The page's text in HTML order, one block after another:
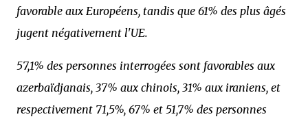
favorable aux Européens, tandis que 61% des plus âgés
jugent négativement l'UE.
57,1% des personnes interrogées sont favorables aux
azerbaïdjanais, 37% aux chinois, 31% aux iraniens, et
respectivement 71,5%, 67% et 51,7% des personnes